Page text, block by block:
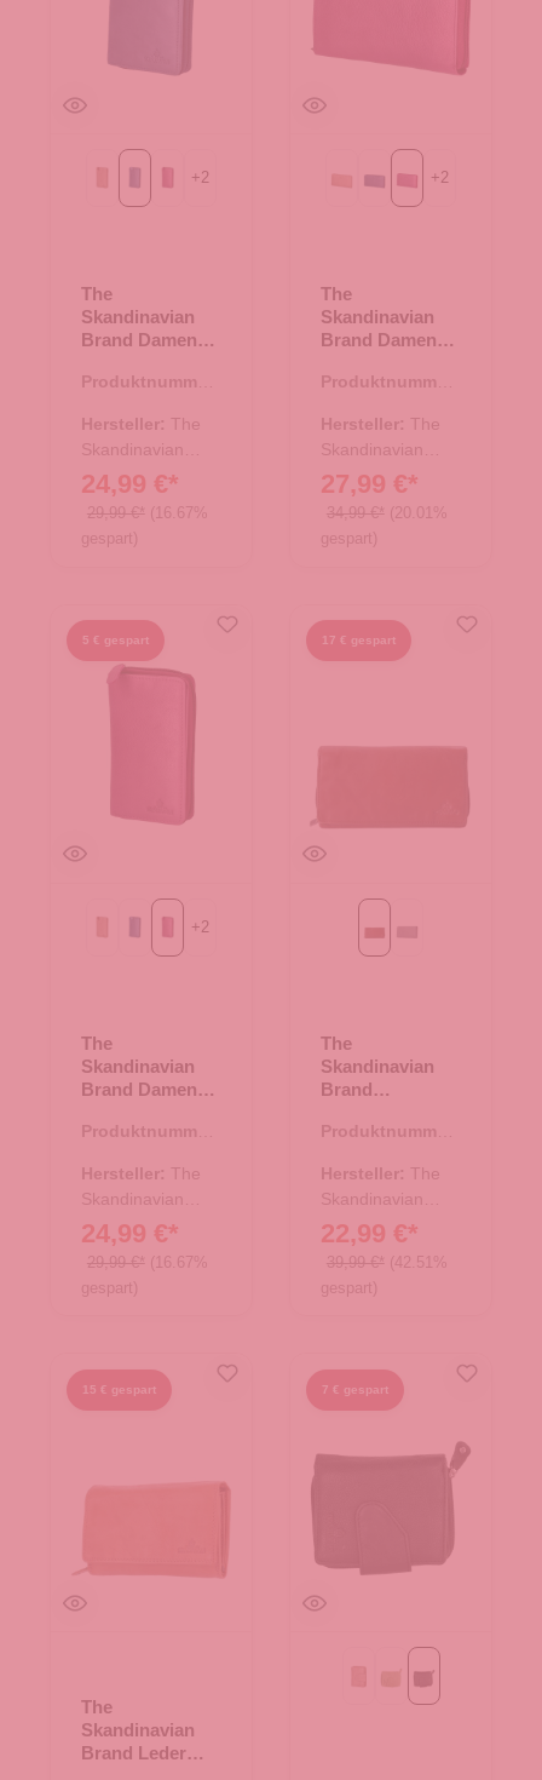
beigeblau fuchsia
+2
The
Skandinavian
Brand Damen
Geldbörse - blau
Produktnummer:
Hersteller: The
Skandinavian
Brand
24,99 €*
29,99 €* (16.67%
gespart)
beigeblau fuchsia
+2
The
Skandinavian
Brand Damen
Quer - fuchsia
Produktnummer:
Hersteller: The
Skandinavian
Brand
27,99 €*
34,99 €* (20.01%
gespart)
5 € gespart
beigeblau fuchsia
+2
The
Skandinavian
Brand Damen
Geldbörse -
Produktnummer:
Hersteller: The
Skandinavian
Brand
24,99 €*
29,99 €* (16.67%
gespart)
17 € gespart
Cognacblau/grau
The
Skandinavian
Brand
Druckknopf
Produktnummer:
Hersteller: The
Skandinavian
Brand
22,99 €*
39,99 €* (42.51%
gespart)
15 € gespart
The
Skandinavian
Brand Leder
7 € gespart
beigegrünschwarz